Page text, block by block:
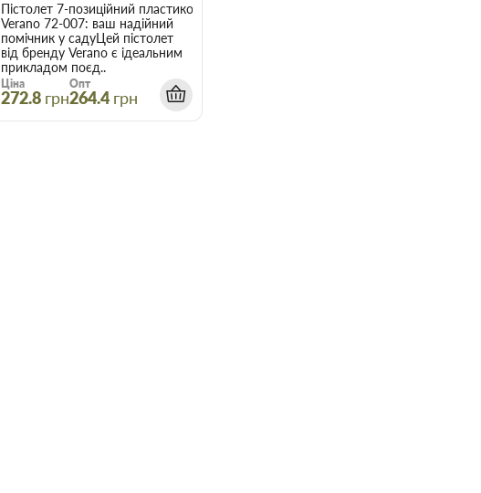
Пістолет 7-позиційний пластиковий з фіксатором Verano, 72-007
Verano 72-007: ваш надійний
помічник у садуЦей пістолет
від бренду Verano є ідеальним
прикладом поєд..
Ціна
272.8 грн
Опт
264.4 грн